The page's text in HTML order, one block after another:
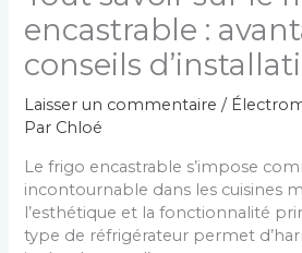
encastrable :
conseils
Laisser un commentaire /
Par Chloé
Le frigo encastrable s’impose
incontournable dans les cuisines
l’esthétique et la fonctionnalité
type de réfrigérateur permet